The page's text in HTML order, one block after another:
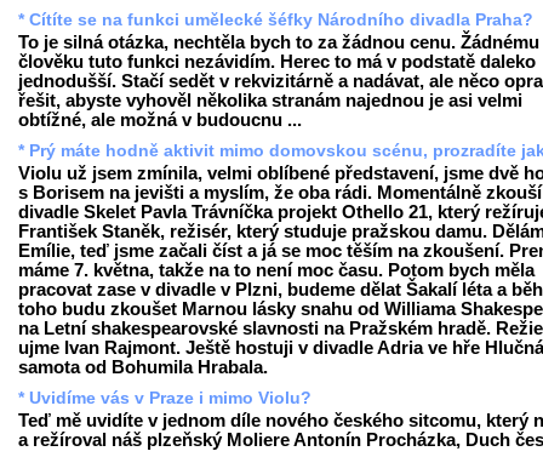
* Cítíte se na funkci umělecké šéfky Národního divadla Praha?
To je silná otázka, nechtěla bych to za žádnou cenu. Žádnému
člověku tuto funkci nezávidím. Herec to má v podstatě daleko
jednodušší. Stačí sedět v rekvizitárně a nadávat, ale něco
řešit, abyste vyhověl několika stranám najednou je asi velmi
obtížné, ale možná v budoucnu ...
* Prý máte hodně aktivit mimo domovskou scénu, prozradíte
Violu už jsem zmínila, velmi oblíbené představení, jsme dvě
s Borisem na jevišti a myslím, že oba rádi. Momentálně
divadle Skelet Pavla Trávníčka projekt Othello 21, který
František Staněk, režisér, který studuje pražskou damu.
Emílie, teď jsme začali číst a já se moc těším na zkoušení.
máme 7. května, takže na to není moc času. Potom bych měla
pracovat zase v divadle v Plzni, budeme dělat Šakalí léta a
toho budu zkoušet Marnou lásky snahu od Williama
na Letní shakespearovské slavnosti na Pražském hradě.
ujme Ivan Rajmont. Ještě hostuji v divadle Adria ve hře Hlučná
samota od Bohumila Hrabala.
* Uvidíme vás v Praze i mimo Violu?
Teď mě uvidíte v jednom díle nového českého sitcomu, který
a režíroval náš plzeňský Moliere Antonín Procházka, Duch